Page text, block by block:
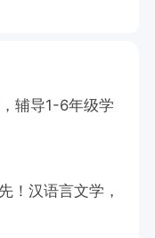
辅导1-6年级学
！汉语言文学，